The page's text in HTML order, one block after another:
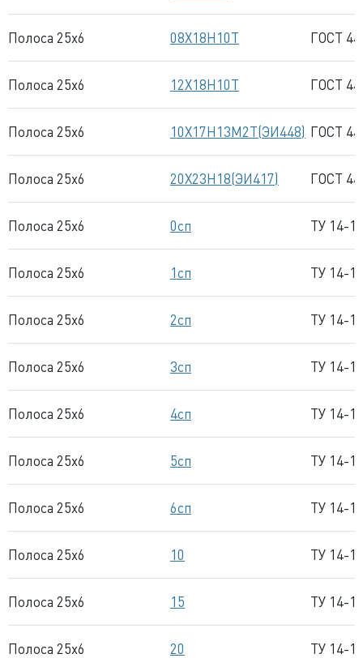
Полоса 25x6 08Х18Н10Т ГОСТ
Полоса 25x6 12Х18Н10Т ГОСТ
Полоса 25x6 10Х17Н13М2Т(ЭИ448) ГОСТ
Полоса 25x6 20Х23Н18(ЭИ417) ГОСТ
Полоса 25x6 0сп ТУ 14-
Полоса 25x6 1сп ТУ 14-
Полоса 25x6 2сп ТУ 14-
Полоса 25x6 3сп ТУ 14-
Полоса 25x6 4сп ТУ 14-
Полоса 25x6 5сп ТУ 14-
Полоса 25x6 6сп ТУ 14-
Полоса 25x6 10 ТУ 14-
Полоса 25x6 15 ТУ 14-
Полоса 25x6 20 ТУ 14-